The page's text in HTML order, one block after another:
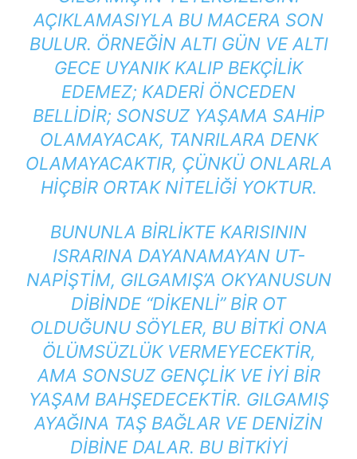
AÇIKLAMASIYLA BU MACERA SON
BULUR. ÖRNEĞIN ALTI GÜN VE ALTI
GECE UYANIK KALIP BEKÇILIK
EDEMEZ; KADERI ÖNCEDEN
BELLIDIR; SONSUZ YAŞAMA SAHIP
OLAMAYACAK, TANRILARA DENK
OLAMAYACAKTIR, ÇÜNKÜ ONLARLA
HIÇBIR ORTAK NITELIĞI YOKTUR.
BUNUNLA BIRLIKTE KARISININ
ISRARINA DAYANAMAYAN UT-
NAPIŞTIM, GILGAMIŞ’A OKYANUSUN
DIBINDE “DIKENLI” BIR OT
OLDUĞUNU SÖYLER, BU BITKI ONA
ÖLÜMSÜZLÜK VERMEYECEKTIR,
AMA SONSUZ GENÇLIK VE IYI BIR
YAŞAM BAHŞEDECEKTIR. GILGAMIŞ
AYAĞINA TAŞ BAĞLAR VE DENIZIN
DIBINE DALAR. BU BITKIYI